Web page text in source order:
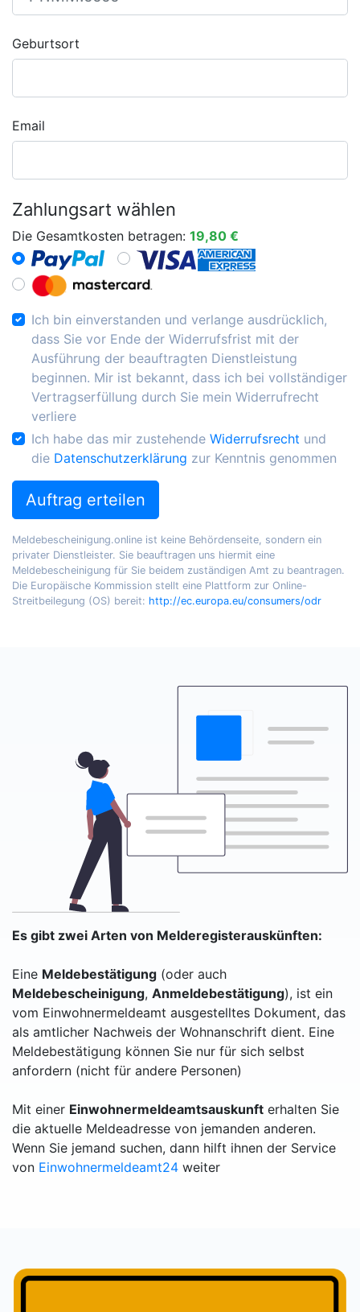
Geburtsort
Email
Zahlungsart wählen
Die Gesamtkosten betragen: 19,80 €
Ich bin einverstanden und verlange ausdrücklich,
dass Sie vor Ende der Widerrufsfrist mit der
Ausführung der beauftragten Dienstleistung
beginnen. Mir ist bekannt, dass ich bei vollständiger
Vertragserfüllung durch Sie mein Widerrufrecht
verliere
Ich habe das mir zustehende Widerrufsrecht und
die Datenschutzerklärung zur Kenntnis genommen
Auftrag erteilen
Meldebescheinigung.online ist keine Behördenseite, sondern ein
privater Dienstleister. Sie beauftragen uns hiermit eine
Meldebescheinigung für Sie beidem zuständigen Amt zu beantragen.
Die Europäische Kommission stellt eine Plattform zur Online-
Streitbeilegung (OS) bereit: http://ec.europa.eu/consumers/odr
Es gibt zwei Arten von Melderegisterauskünften:
Eine Meldebestätigung (oder auch
Meldebescheinigung, Anmeldebestätigung), ist ein
vom Einwohnermeldeamt ausgestelltes Dokument, das
als amtlicher Nachweis der Wohnanschrift dient. Eine
Meldebestätigung können Sie nur für sich selbst
anfordern (nicht für andere Personen)
Mit einer Einwohnermeldeamtsauskunft erhalten Sie
die aktuelle Meldeadresse von jemanden anderen.
Wenn Sie jemand suchen, dann hilft ihnen der Service
von Einwohnermeldeamt24 weiter